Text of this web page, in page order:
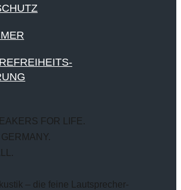
FOR LIFE.
– die feine Lautsprecher-